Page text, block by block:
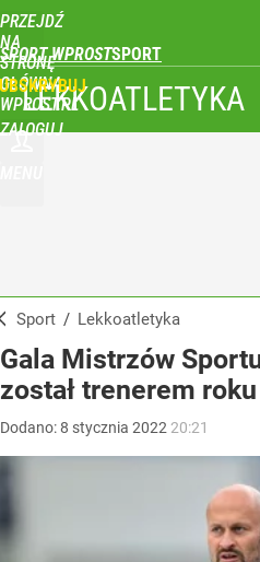
PRZEJDŹ
NA
STRONĘ
GŁÓWNĄ
WPROST.PL
SPORT WPROST
ZALOGUJ
LEKKOATLETYKA
Sport / Lekkoatletyka
Gala Mistrzów
został trenerem roku
Dodano:8 stycznia 2022 20:21